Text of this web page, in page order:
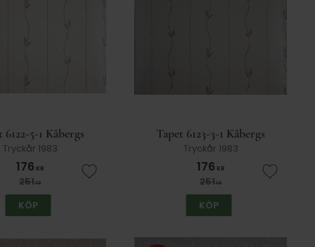
6122-5-1 Kåbergs
Tryckår 1983
176 KR
251KR Lägg till i favoriter
KÖP
Tapet 6123-3-1 Kåbergs
Tryckår 1983
176 KR
251KR Lägg
KÖP